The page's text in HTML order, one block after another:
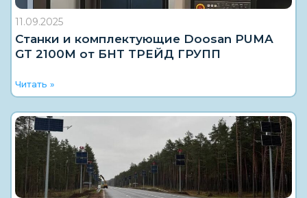
11.09.2025
Станки и комплектующие Doosan PUMA
GT 2100М от БНТ ТРЕЙД ГРУПП
Читать »